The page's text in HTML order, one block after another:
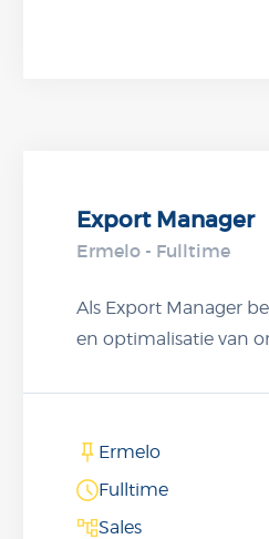
Export Manager
Ermelo - Fulltime
Als Export Manager
en optimalisatie van
Ermelo
Fulltime
Sales